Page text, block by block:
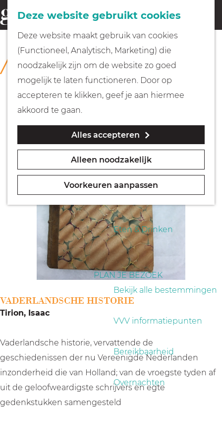
Deze website gebruikt cookies
Deze website maakt gebruik van cookies
(Functioneel, Analytisch, Marketing) die
noodzakelijk zijn om de website zo goed
mogelijk te laten functioneren. Door op
accepteren te klikken, geef je aan hiermee
akkoord te gaan.
Alles accepteren
Alleen noodzakelijk
Voorkeuren aanpassen
G
a
Fietsen
Wandelen
Geocachen
Naar het museum
Eten & Drinken
PLAN JE BEZOEK
Bekijk alle bestemmingen
VVV informatiepunten
Bereikbaarheid
Overnachten
o
e
k
e
n
COLLECTIE
Rijksmuseum Muiderslot
VADERLANDSCHE HISTORIE
Tirion, Isaac
Vaderlandsche historie, vervattende de
geschiedenissen der nu Vereenigde Nederlanden
inzonderheid die van Holland; van de vroegste tyden af
uit de geloofweardigste schrijvers en egte
gedenkstukken samengesteld